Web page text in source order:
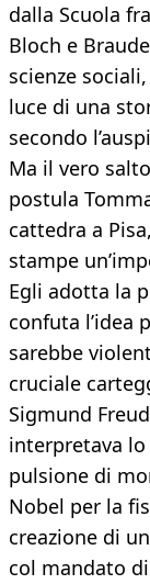
dalla Scuola
Bloch e
scienze
luce di una
secondo
Ma il vero
postula
cattedra a
stampe
Egli adotta la
confuta l’idea
sarebbe
cruciale
Sigmund
interpretava
pulsione di
Nobel per la
creazione di
col mandato